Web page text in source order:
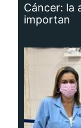
Cáncer: la
importan